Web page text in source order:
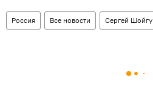
Россия Все новости Сергей Шойгу